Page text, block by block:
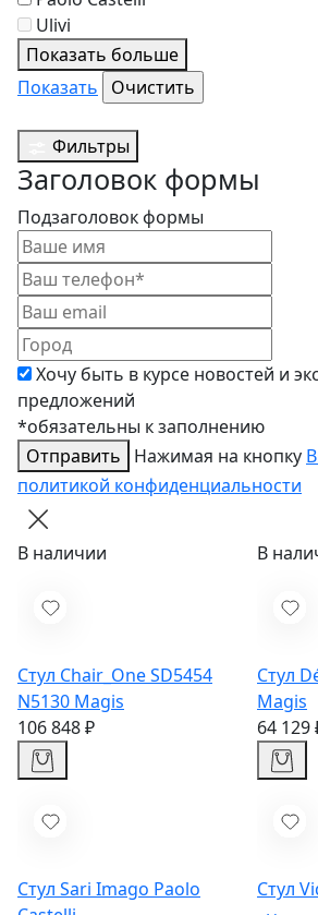
Ulivi
Показать больше
Показать
Фильтры
Заголовок формы
Подзаголовок формы
Хочу быть в курсе новостей и
предложений
*обязательны к заполнению
Отправить
Нажимая на кнопку
политикой конфиденциальности
В наличии
Стул Chair_One SD5454
N5130 Magis
106 848 ₽
В
Стул
Magis
64 129
Стул Sari Imago Paolo
Стул